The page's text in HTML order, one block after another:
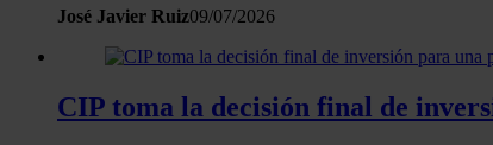
José Javier Ruiz09/07/2026
CIP toma la decisión final de